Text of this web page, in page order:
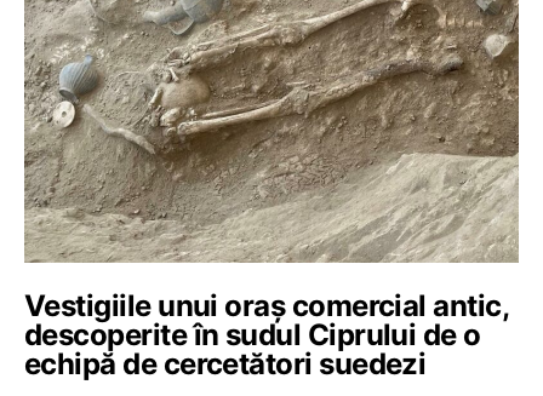
Vestigiile unui oraș comercial antic,
descoperite în sudul Ciprului de o
echipă de cercetători suedezi